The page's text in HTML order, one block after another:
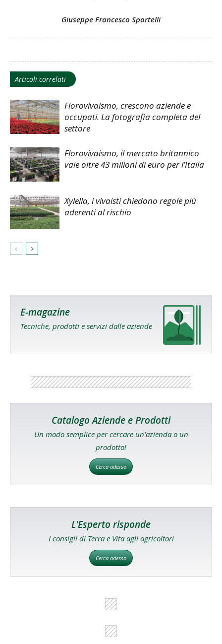
Giuseppe Francesco Sportelli
Articoli correlati
Florovivaismo, crescono aziende e
occupati. La fotografia completa del
settore
Florovivaismo, il mercato britannico
vale oltre 43 milioni di euro per l’Italia
Xylella, i vivaisti chiedono regole più
aderenti al rischio
E-magazine
Tecniche, prodotti e servizi dalle aziende
Catalogo Aziende e Prodotti
Un modo semplice per cercare un'azienda o un
prodotto!
Cerca adesso
L'Esperto risponde
I consigli di Terra e Vita agli agricoltori
Cerca adesso